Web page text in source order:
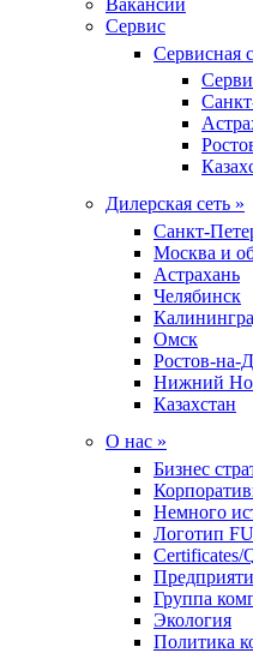
Сервис
Сервисная
Дилерская сеть »
Санкт-
Москва и
Астрахань
Челябинск
Омск
Ростов-на-
Нижний
Казахстан
О нас »
Бизнес
Немного
Логотип
Certificates/
Группа
Экология
Политика